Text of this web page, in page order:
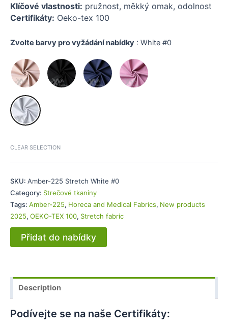
Klíčové vlastnosti: pružnost, měkký omak, odolnost
Certifikáty: Oeko-tex 100
Zvolte barvy pro vyžádání nabídky : White #0
CLEAR SELECTION
SKU: Amber-225 Stretch White #0
Category: Strečové tkaniny
Tags: Amber-225, Horeca and Medical Fabrics, New products
2025, OEKO-TEX 100, Stretch fabric
Přidat do nabídky
Description
Podívejte se na naše Certifikáty: